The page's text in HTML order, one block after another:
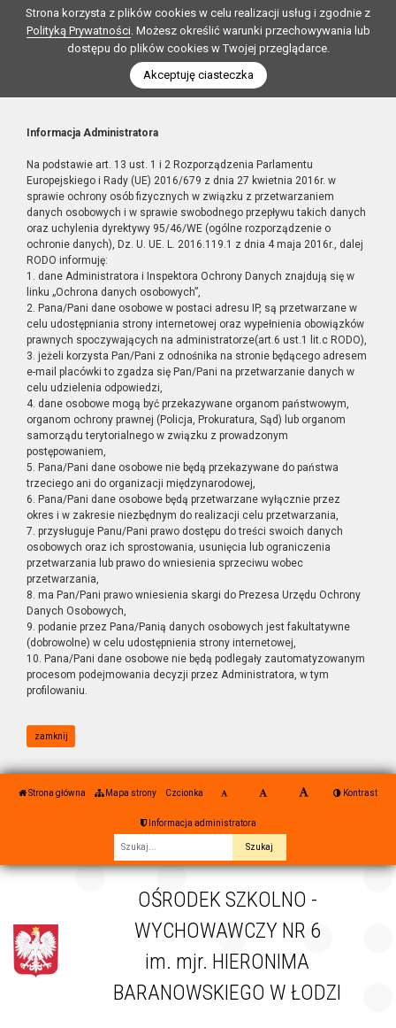
Strona korzysta z plików cookies w celu realizacji usług i zgodnie z
Polityką Prywatności. Możesz określić warunki przechowywania lub
dostępu do plików cookies w Twojej przeglądarce.
Akceptuję ciasteczka
Informacja Administratora
Na podstawie art. 13 ust. 1 i 2 Rozporządzenia Parlamentu
Europejskiego i Rady (UE) 2016/679 z dnia 27 kwietnia 2016r. w
sprawie ochrony osób fizycznych w związku z przetwarzaniem
danych osobowych i w sprawie swobodnego przepływu takich danych
oraz uchylenia dyrektywy 95/46/WE (ogólne rozporządzenie o
ochronie danych), Dz. U. UE. L. 2016.119.1 z dnia 4 maja 2016r., dalej
RODO informuję:
1. dane Administratora i Inspektora Ochrony Danych znajdują się w
linku „Ochrona danych osobowych”,
2. Pana/Pani dane osobowe w postaci adresu IP, są przetwarzane w
celu udostępniania strony internetowej oraz wypełnienia obowiązków
prawnych spoczywających na administratorze(art.6 ust.1 lit.c RODO),
3. jeżeli korzysta Pan/Pani z odnośnika na stronie będącego adresem
e-mail placówki to zgadza się Pan/Pani na przetwarzanie danych w
celu udzielenia odpowiedzi,
4. dane osobowe mogą być przekazywane organom państwowym,
organom ochrony prawnej (Policja, Prokuratura, Sąd) lub organom
samorządu terytorialnego w związku z prowadzonym
postępowaniem,
5. Pana/Pani dane osobowe nie będą przekazywane do państwa
trzeciego ani do organizacji międzynarodowej,
6. Pana/Pani dane osobowe będą przetwarzane wyłącznie przez
okres i w zakresie niezbędnym do realizacji celu przetwarzania,
7. przysługuje Panu/Pani prawo dostępu do treści swoich danych
osobowych oraz ich sprostowania, usunięcia lub ograniczenia
przetwarzania lub prawo do wniesienia sprzeciwu wobec
przetwarzania,
8. ma Pan/Pani prawo wniesienia skargi do Prezesa Urzędu Ochrony
Danych Osobowych,
9. podanie przez Pana/Panią danych osobowych jest fakultatywne
(dobrowolne) w celu udostępnienia strony internetowej,
10. Pana/Pani dane osobowe nie będą podlegały zautomatyzowanym
procesom podejmowania decyzji przez Administratora, w tym
profilowaniu.
zamknij
Strona główna Mapa strony Czcionka Kontrast
Informacja administratora
OŚRODEK SZKOLNO -
WYCHOWAWCZY NR 6
im. mjr. HIERONIMA
BARANOWSKIEGO W ŁODZI